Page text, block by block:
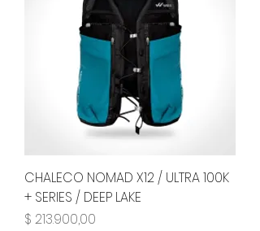
CHALECO NOMAD X12 / ULTRA 100K
+ SERIES / DEEP LAKE
Precio
$ 213.900,00